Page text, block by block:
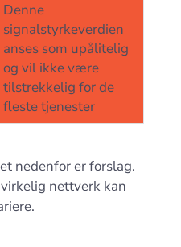
Denne
signalstyrkeverdien
anses som upålitelig
og vil ikke være
tilstrekkelig for de
fleste tjenester
nedenfor er forslag.
nettverk kan